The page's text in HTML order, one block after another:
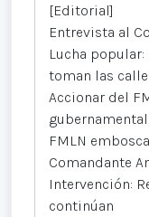
[Editorial]
Entrevista al
Lucha
toman las
Accionar del
gubernamental
FMLN
Comandante
Intervención:
continúan